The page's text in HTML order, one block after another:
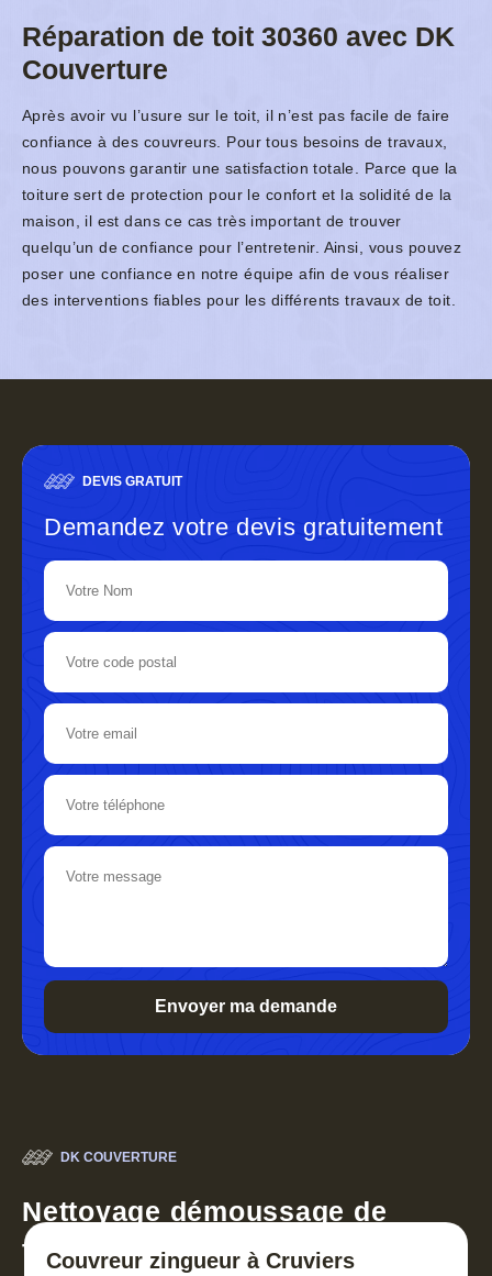
Réparation de toit 30360 avec DK
Couverture
Après avoir vu l’usure sur le toit, il n’est pas facile de faire
confiance à des couvreurs. Pour tous besoins de travaux,
nous pouvons garantir une satisfaction totale. Parce que la
toiture sert de protection pour le confort et la solidité de la
maison, il est dans ce cas très important de trouver
quelqu’un de confiance pour l’entretenir. Ainsi, vous pouvez
poser une confiance en notre équipe afin de vous réaliser
des interventions fiables pour les différents travaux de toit.
DEVIS GRATUIT
Demandez votre devis gratuitement
DK COUVERTURE
Nettoyage démoussage de
toiture 30
Couvreur zingueur à Cruviers